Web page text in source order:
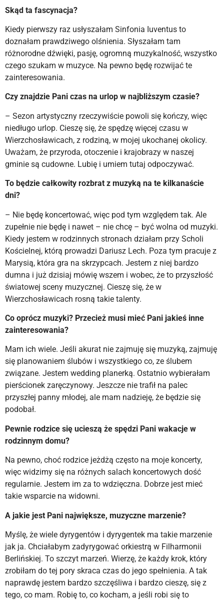
Skąd ta fascynacja?
Kiedy pierwszy raz usłyszałam Sinfonia Iuventus to
doznałam prawdziwego olśnienia. Słyszałam tam
różnorodne dźwięki, pasję, ogromną muzykalność, wszystko
czego szukam w muzyce. Na pewno będę rozwijać te
zainteresowania.
Czy znajdzie Pani czas na urlop w najbliższym czasie?
– Sezon artystyczny rzeczywiście powoli się kończy, więc
niedługo urlop. Cieszę się, że spędzę więcej czasu w
Wierzchosławicach, z rodziną, w mojej ukochanej okolicy.
Uważam, że przyroda, otoczenie i krajobrazy w naszej
gminie są cudowne. Lubię i umiem tutaj odpoczywać.
To będzie całkowity rozbrat z muzyką na te kilkanaście
dni?
– Nie będę koncertować, więc pod tym względem tak. Ale
zupełnie nie będę i nawet – nie chcę – być wolna od muzyki.
Kiedy jestem w rodzinnych stronach działam przy Scholi
Kościelnej, którą prowadzi Dariusz Lech. Poza tym pracuje z
Marysią, która gra na skrzypcach. Jestem z niej bardzo
dumna i już dzisiaj mówię wszem i wobec, że to przyszłość
światowej sceny muzycznej. Cieszę się, że w
Wierzchosławicach rosną takie talenty.
Co oprócz muzyki? Przecież musi mieć Pani jakieś inne
zainteresowania?
Mam ich wiele. Jeśli akurat nie zajmuję się muzyką, zajmuję
się planowaniem ślubów i wszystkiego co, ze ślubem
związane. Jestem wedding planerką. Ostatnio wybierałam
pierścionek zaręczynowy. Jeszcze nie trafił na palec
przyszłej panny młodej, ale mam nadzieję, że będzie się
podobał.
Pewnie rodzice się ucieszą że spędzi Pani wakacje w
rodzinnym domu?
Na pewno, choć rodzice jeżdżą często na moje koncerty,
więc widzimy się na różnych salach koncertowych dość
regularnie. Jestem im za to wdzięczna. Dobrze jest mieć
takie wsparcie na widowni.
A jakie jest Pani największe, muzyczne marzenie?
Myślę, że wiele dyrygentów i dyrygentek ma takie marzenie
jak ja. Chciałabym zadyrygować orkiestrą w Filharmonii
Berlińskiej. To szczyt marzeń. Wierzę, że każdy krok, który
zrobiłam do tej pory skraca czas do jego spełnienia. A tak
naprawdę jestem bardzo szczęśliwa i bardzo cieszę, się z
tego, co mam. Robię to, co kocham, a jeśli robi się to